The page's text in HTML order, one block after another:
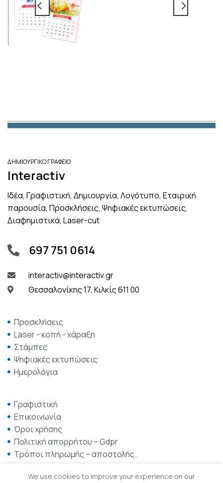
ΔΗΜΙΟΥΡΓΙΚΟ ΓΡΑΦΕΙΟ
Interactiv
Ιδέα, Γραφιστική, Δημιουργία, Λογότυπο, Εταιρική
παρουσία, Προσκλήσεις, Ψηφιακές εκτυπώσεις,
Διαφημιστικά, Laser-cut
697 751 0614
interactiv@interactiv.gr
Θεσσαλονίκης 17, Κιλκίς 611 00
Προσκλήσεις
Laser - κοπή - χάραξη
Στάμπες
Ψηφιακές εκτυπώσεις
Ημερολόγια
Γραφιστική
Επικοινωνία
Όροι χρήσης
Πολιτική απορρήτου – Gdpr
Τρόποι πληρωμής – αποστολής.
We use cookies to improve your experience on our